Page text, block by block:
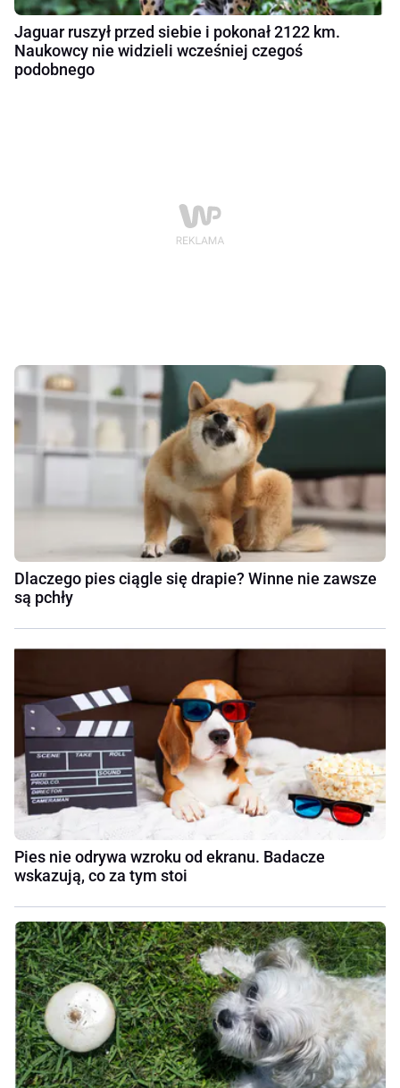
Jaguar ruszył przed siebie i pokonał 2122 km.
Naukowcy nie widzieli wcześniej czegoś
podobnego
Dlaczego pies ciągle się drapie? Winne nie zawsze
są pchły
Pies nie odrywa wzroku od ekranu. Badacze
wskazują, co za tym stoi